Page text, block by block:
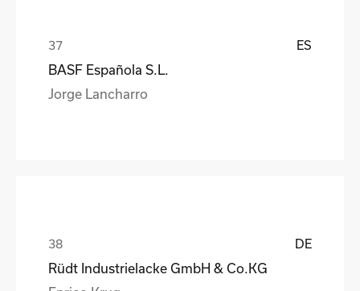
ES
BASF Española S.L.
Jorge Lancharro
DE
Rüdt Industrielacke GmbH & Co.KG